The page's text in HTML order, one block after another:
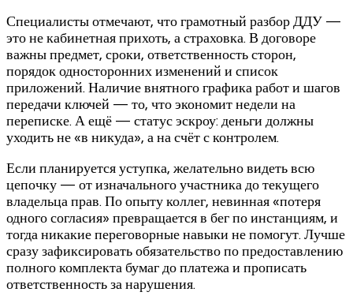
Специалисты отмечают, что грамотный разбор ДДУ —
это не кабинетная прихоть, а страховка. В договоре
важны предмет, сроки, ответственность сторон,
порядок односторонних изменений и список
приложений. Наличие внятного графика работ и шагов
передачи ключей — то, что экономит недели на
переписке. А ещё — статус эскроу: деньги должны
уходить не «в никуда», а на счёт с контролем.
Если планируется уступка, желательно видеть всю
цепочку — от изначального участника до текущего
владельца прав. По опыту коллег, невинная «потеря
одного согласия» превращается в бег по инстанциям, и
тогда никакие переговорные навыки не помогут. Лучше
сразу зафиксировать обязательство по предоставлению
полного комплекта бумаг до платежа и прописать
ответственность за нарушения.